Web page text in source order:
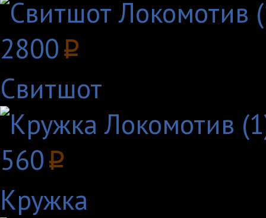
2800p
Свитшот
560p
Кружка